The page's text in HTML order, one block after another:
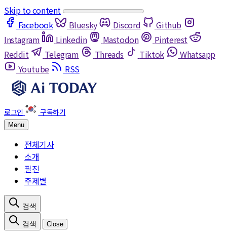
Skip to content
Facebook
Bluesky Discord
Github
Instagram
Linkedin Mastodon
Pinterest
Reddit
Telegram Threads Tiktok
Whatsapp
Youtube
RSS
Menu
전체기사
소개
필진
주제별
Close